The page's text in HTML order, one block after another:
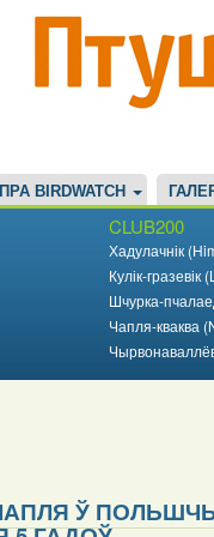
ПРА BIRDWATCH
CLUB200
Хадулачнік
Кулік-
Шчурка-
Чапля-кваква
Ў